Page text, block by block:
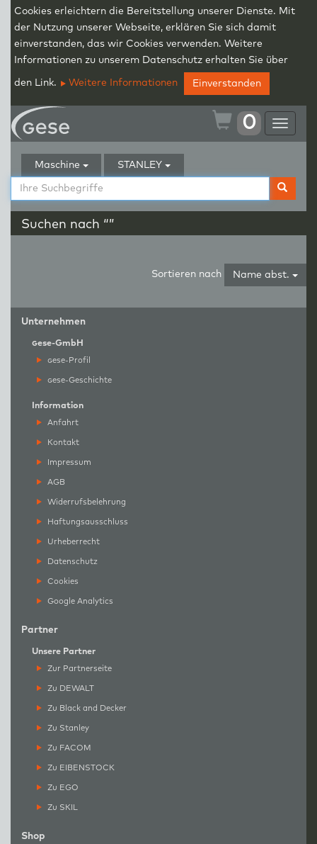
Cookies erleichtern die Bereitstellung unserer Dienste. Mit
der Nutzung unserer Webseite, erklären Sie sich damit
einverstanden, das wir Cookies verwenden. Weitere
Informationen zu unserem Datenschutz erhalten Sie über
den Link. Weitere Informationen Einverstanden
Toggle
0
Maschine STANLEY
Suchen nach “”
Sortieren nach Name abst.
Unternehmen
gese-GmbH
gese-Profil
gese-Geschichte
Information
Anfahrt
Kontakt
Impressum
AGB
Widerrufsbelehrung
Haftungsausschluss
Urheberrecht
Datenschutz
Cookies
Google Analytics
Partner
Unsere Partner
Zur Partnerseite
Zu DEWALT
Zu Black and Decker
Zu Stanley
Zu FACOM
Zu EIBENSTOCK
Zu EGO
Zu SKIL
Shop